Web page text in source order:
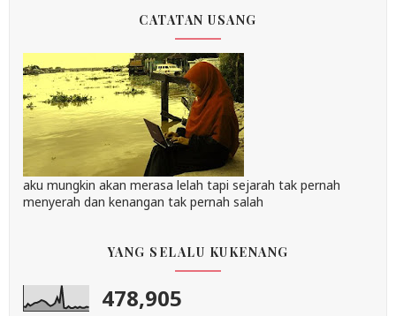
CATATAN USANG
aku mungkin akan merasa lelah tapi sejarah tak pernah
menyerah dan kenangan tak pernah salah
YANG SELALU KUKENANG
478,905